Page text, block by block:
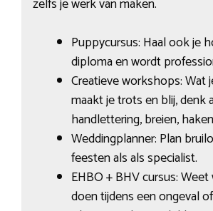
Puppycursus: Haal ook je
diploma en wordt
Creatieve workshops: Wat
maakt je trots en blij, denk
handlettering, breien,
Weddingplanner: Plan
feesten als als specialist.
EHBO + BHV cursus:
doen tijdens een ongeval